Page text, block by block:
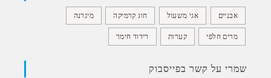
אבניים אגי משעול חוג קרמיקה מיגרנה
מרים חלפי קערות רידוד חימר
שמרי על קשר בפייסבוק